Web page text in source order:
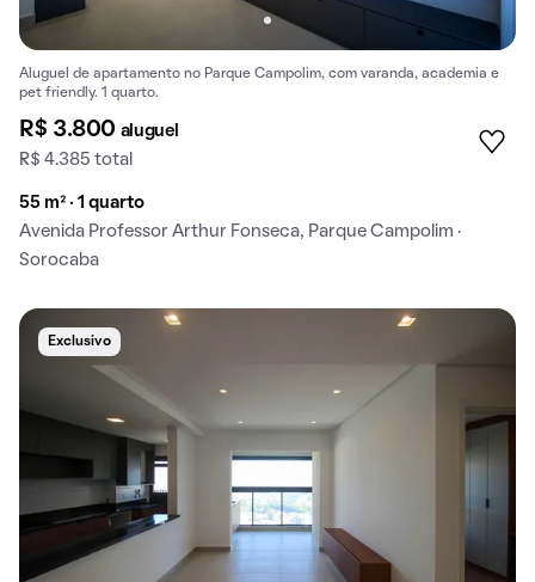
Aluguel de apartamento no Parque Campolim, com varanda, academia e
pet friendly. 1 quarto.
R$ 3.800 aluguel
R$ 4.385 total
55 m² · 1 quarto
Avenida Professor Arthur Fonseca, Parque Campolim ·
Sorocaba
Exclusivo